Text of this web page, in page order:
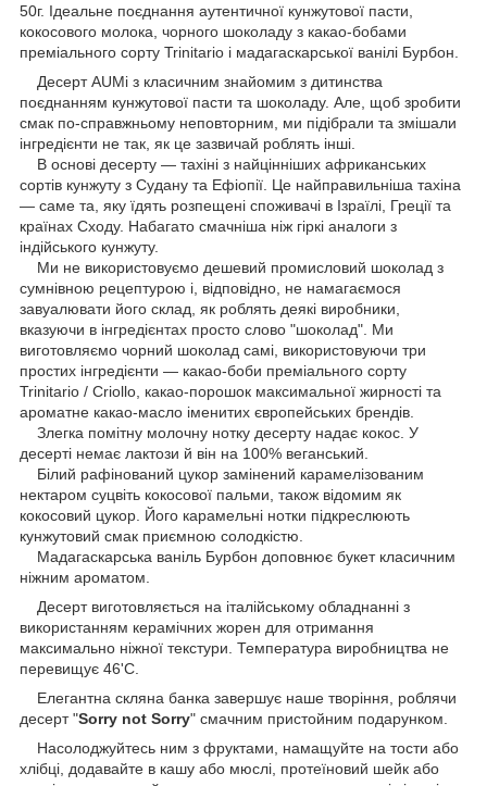
50г. Ідеальне поєднання аутентичної кунжутової пасти,
кокосового молока, чорного шоколаду з какао-бобами
преміального сорту Trinitario і мадагаскарської ванілі Бурбон
Десерт AUMi з класичним знайомим з дитинства
поєднанням кунжутової пасти та шоколаду. Але, щоб зробити
смак по-справжньому неповторним, ми підібрали та змішали
інгредієнти не так як це зазвичай роблять інші
В основі десерту — тахіні з найцінніших африканських
сортів кунжуту з Судану та Ефіопії. Це найправильніша тахіна
— саме та, яку їдять розпещені споживачі в Ізраїлі, Греції та
країнах Сходу. Набагато смачніша ніж гіркі аналоги з
індійського кунжуту.
Ми не використовуємо дешевий промисловий шоколад з
сумнівною рецептурою і, відповідно, не намагаємося
завуалювати його склад, як роблять деякі виробники,
вказуючи в інгредієнтах просто слово "шоколад". Ми
виготовляємо чорний шоколад самі, використовуючи три
простих інгредієнти — какао-боби преміального сорту
Trinitario / Criollo, какао-порошок максимальної жирності та
ароматне какао-масло іменитих європейських брендів.
Злегка помітну молочну нотку десерту надає кокос У
десерті немає лактози й він на 100% веганський
Білий рафінований цукор замінений карамелізованим
нектаром суцвіть кокосової пальми, також відомим як
кокосовий цукор. Його карамельні нотки підкреслюють
кунжутовий смак приємною солодкістю.
Мадагаскарська ваніль Бурбон доповнює букет класичним
ніжним ароматом
Десерт виготовляється на італійському обладнанні з
використанням керамічних жорен для отримання
максимально ніжної текстури. Температура виробництва не
перевищує 46'C.
Елегантна скляна банка завершує наше творіння, роблячи
десерт "Sorry not Sorry" смачним пристойним подарунком.
Насолоджуйтесь ним з фруктами, намащуйте на тости або
хлібці, додавайте в кашу або мюслі, протеїновий шейк або